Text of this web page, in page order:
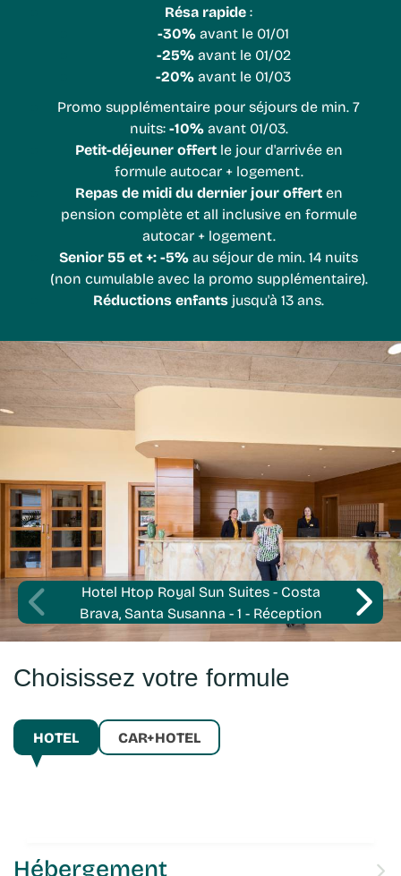
Résa rapide:
-30%avant le 01/01
-25%avant le 01/02
-20%avant le 01/03
Promo supplémentaire pour séjours de min. 7
nuits:-10%avant 01/03.
Petit-déjeuner offertle jour d'arrivée en
formule autocar + logement.
Repas de midi du dernier jour offerten
pension complète et all inclusive en formule
autocar + logement.
Senior 55 et +: -5%au séjour de min. 14 nuits
(non cumulable avec la promo supplémentaire).
Réductions enfants jusqu'à 13 ans.
Hotel Htop Royal Sun Suites - Costa
Brava, Santa Susanna - 1 - Réception
Choisissez votre formule
HOTEL CAR+HOTEL
Hébergement